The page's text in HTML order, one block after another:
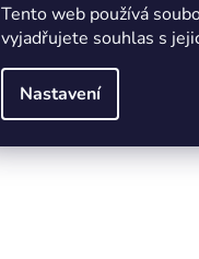
Tento web používá
vyjadřujete souhlas s
Nastavení